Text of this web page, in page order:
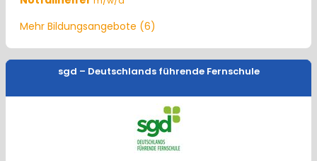
Mehr Bildungsangebote (6)
sgd – Deutschlands führende Fernschule